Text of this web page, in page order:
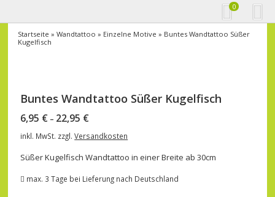
0
Startseite »Wandtattoo » Einzelne Motive » Buntes Wandtattoo Süßer
Kugelfisch
Buntes Wandtattoo Süßer Kugelfisch
6,95 € – 22,95 €
inkl. MwSt. zzgl.Versandkosten
Süßer Kugelfisch Wandtattoo in einer Breite ab 30cm
max. 3 Tage bei Lieferung nach Deutschland